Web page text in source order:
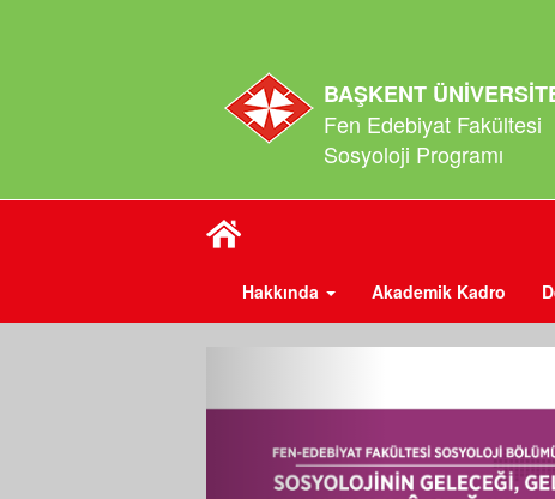
BAŞKENT
Fen Edebiyat Fakültesi
Sosyoloji Programı
Hakkında Akademik Kadro